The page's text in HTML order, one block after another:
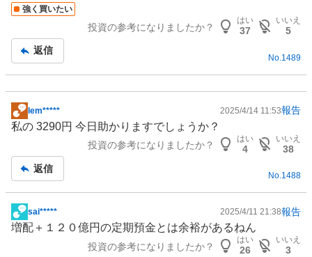
記
強く買いたい
投資の参考になりましたか？
はい
37
いいえ
5
返信
No. 1489
掲
示
事
lem***** 2025/4/14 11:53報告
私の 3290円 今日助かりますでしょうか？
投資の参考になりましたか？
はい
4
いいえ
38
返信
No.1488
掲
示
sai***** 2025/4/11 21:38報告
増配＋１２０億円の定期預金とは余裕があるねん
投資の参考になりましたか？
はい
26
いいえ
3